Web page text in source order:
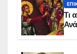
Τι